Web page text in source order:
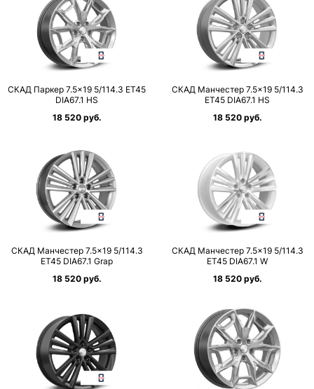
СКАД Паркер 7.5×19 5/114.3 ET45
DIA67.1 HS
18 520 руб.
СКАД Манчестер 7.5×19 5/114.3
ET45 DIA67.1 HS
18 520 руб.
СКАД Манчестер 7.5×19 5/114.3
ET45 DIA67.1 Grap
18 520 руб.
СКАД Манчестер 7.5×19 5/114.3
ET45 DIA67.1 W
18 520 руб.